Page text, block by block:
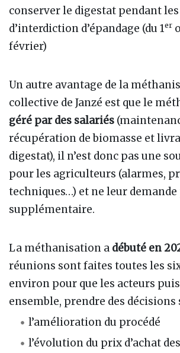
conserver le digestat pendant
d’interdiction d’épandage (du 1er
février)
Un autre avantage de la
collective de Janzé est que le
géré par des salariés
récupération de biomasse et
digestat), il n’est donc pas une
pour les agriculteurs (alarmes,
techniques…) et ne leur
supplémentaire.
La méthanisation a débuté en
réunions sont faites toutes les
environ pour que les acteurs
ensemble, prendre des décisions
l’amélioration du procédé
l’évolution du prix d’achat